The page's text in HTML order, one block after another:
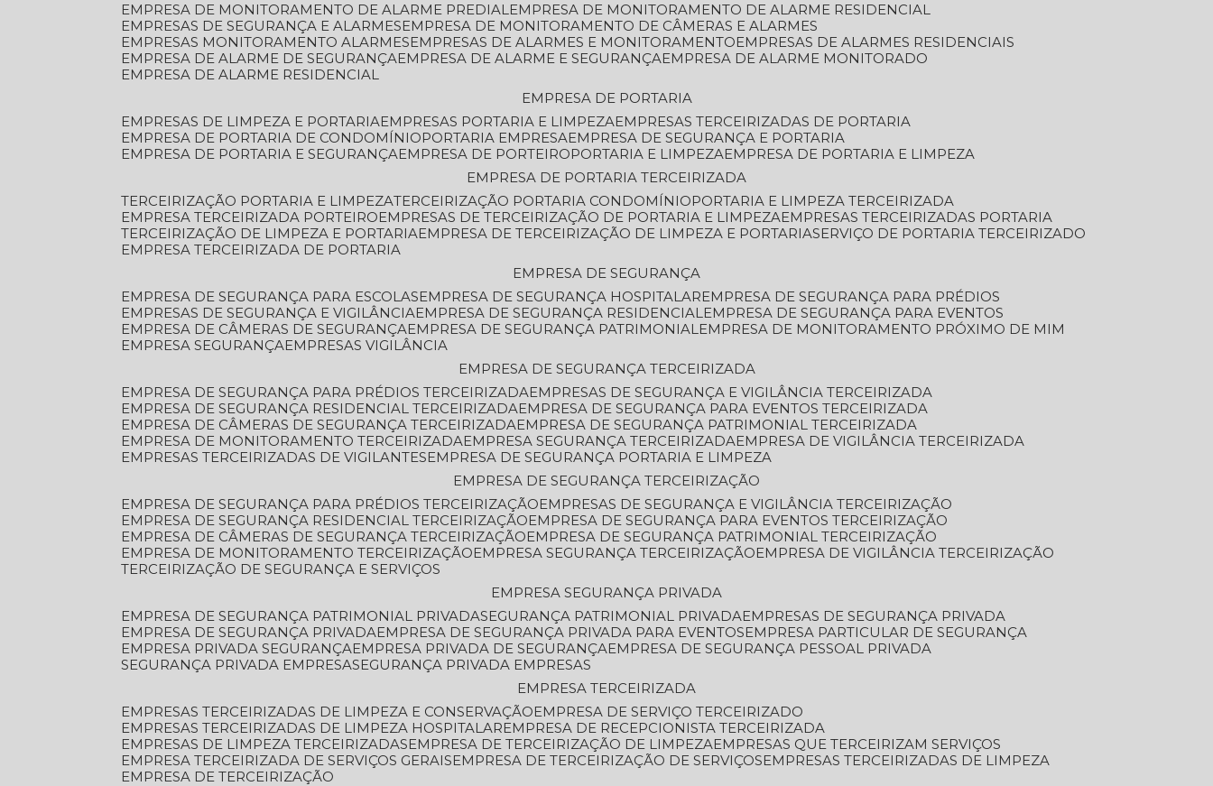
EMPRESA DE MONITORAMENTO DE ALARME PREDIAL
EMPRESA DE MONITORAMENTO DE ALARME RESIDENCIAL
EMPRESAS DE SEGURANÇA E ALARMES
EMPRESA DE MONITORAMENTO DE CÂMERAS E ALARMES
EMPRESAS MONITORAMENTO ALARMES
EMPRESAS DE ALARMES E MONITORAMENTO
EMPRESAS DE ALARMES RESIDENCIAIS
EMPRESA DE ALARME DE SEGURANÇA
EMPRESA DE ALARME E SEGURANÇA
EMPRESA DE ALARME MONITORADO
EMPRESA DE ALARME RESIDENCIAL
EMPRESA DE PORTARIA
EMPRESAS DE LIMPEZA E PORTARIA
EMPRESAS PORTARIA E LIMPEZA
EMPRESAS TERCEIRIZADAS DE PORTARIA
EMPRESA DE PORTARIA DE CONDOMÍNIO
PORTARIA EMPRESA
EMPRESA DE SEGURANÇA E PORTARIA
EMPRESA DE PORTARIA E SEGURANÇA
EMPRESA DE PORTEIRO PORTARIA E LIMPEZA
EMPRESA DE PORTARIA E LIMPEZA
EMPRESA DE PORTARIA TERCEIRIZADA
TERCEIRIZAÇÃO PORTARIA E LIMPEZA TERCEIRIZAÇÃO PORTARIA CONDOMÍNIO
PORTARIA E LIMPEZA TERCEIRIZADA
EMPRESA TERCEIRIZADA PORTEIRO
EMPRESAS DE TERCEIRIZAÇÃO DE PORTARIA E LIMPEZA
EMPRESAS TERCEIRIZADAS PORTARIA
TERCEIRIZAÇÃO DE LIMPEZA E PORTARIA
EMPRESA DE TERCEIRIZAÇÃO DE LIMPEZA E PORTARIA SERVIÇO DE PORTARIA TERCEIRIZADO
EMPRESA TERCEIRIZADA DE PORTARIA
EMPRESA DE SEGURANÇA
EMPRESA DE SEGURANÇA PARA ESCOLAS
EMPRESA DE SEGURANÇA HOSPITALAR
EMPRESA DE SEGURANÇA PARA PRÉDIOS
EMPRESAS DE SEGURANÇA E VIGILÂNCIA
EMPRESA DE SEGURANÇA RESIDENCIAL
EMPRESA DE SEGURANÇA PARA EVENTOS
EMPRESA DE CÂMERAS DE SEGURANÇA
EMPRESA DE SEGURANÇA PATRIMONIAL
EMPRESA DE MONITORAMENTO PRÓXIMO DE MIM
EMPRESA SEGURANÇA
EMPRESAS VIGILÂNCIA
EMPRESA DE SEGURANÇA TERCEIRIZADA
EMPRESA DE SEGURANÇA PARA PRÉDIOS TERCEIRIZADA
EMPRESAS DE SEGURANÇA E VIGILÂNCIA TERCEIRIZADA
EMPRESA DE SEGURANÇA RESIDENCIAL TERCEIRIZADA
EMPRESA DE SEGURANÇA PARA EVENTOS TERCEIRIZADA
EMPRESA DE CÂMERAS DE SEGURANÇA TERCEIRIZADA
EMPRESA DE SEGURANÇA PATRIMONIAL TERCEIRIZADA
EMPRESA DE MONITORAMENTO TERCEIRIZADA
EMPRESA SEGURANÇA TERCEIRIZADA
EMPRESA DE VIGILÂNCIA TERCEIRIZADA
EMPRESAS TERCEIRIZADAS DE VIGILANTES
EMPRESA DE SEGURANÇA PORTARIA E LIMPEZA
EMPRESA DE SEGURANÇA TERCEIRIZAÇÃO
EMPRESA DE SEGURANÇA PARA PRÉDIOS TERCEIRIZAÇÃO
EMPRESAS DE SEGURANÇA E VIGILÂNCIA TERCEIRIZAÇÃO
EMPRESA DE SEGURANÇA RESIDENCIAL TERCEIRIZAÇÃO
EMPRESA DE SEGURANÇA PARA EVENTOS TERCEIRIZAÇÃO
EMPRESA DE CÂMERAS DE SEGURANÇA TERCEIRIZAÇÃO
EMPRESA DE SEGURANÇA PATRIMONIAL TERCEIRIZAÇÃO
EMPRESA DE MONITORAMENTO TERCEIRIZAÇÃO
EMPRESA SEGURANÇA TERCEIRIZAÇÃO
EMPRESA DE VIGILÂNCIA TERCEIRIZAÇÃO
TERCEIRIZAÇÃO DE SEGURANÇA E SERVIÇOS
EMPRESA SEGURANÇA PRIVADA
EMPRESA DE SEGURANÇA PATRIMONIAL PRIVADA SEGURANÇA PATRIMONIAL PRIVADA
EMPRESAS DE SEGURANÇA PRIVADA
EMPRESA DE SEGURANÇA PRIVADA
EMPRESA DE SEGURANÇA PRIVADA PARA EVENTOS
EMPRESA PARTICULAR DE SEGURANÇA
EMPRESA PRIVADA SEGURANÇA
EMPRESA PRIVADA DE SEGURANÇA
EMPRESA DE SEGURANÇA PESSOAL PRIVADA
SEGURANÇA PRIVADA EMPRESA SEGURANÇA PRIVADA EMPRESAS
EMPRESA TERCEIRIZADA
EMPRESAS TERCEIRIZADAS DE LIMPEZA E CONSERVAÇÃO
EMPRESA DE SERVIÇO TERCEIRIZADO
EMPRESAS TERCEIRIZADAS DE LIMPEZA HOSPITALAR
EMPRESA DE RECEPCIONISTA TERCEIRIZADA
EMPRESAS DE LIMPEZA TERCEIRIZADAS
EMPRESA DE TERCEIRIZAÇÃO DE LIMPEZA
EMPRESAS QUE TERCEIRIZAM SERVIÇOS
EMPRESA TERCEIRIZADA DE SERVIÇOS GERAIS
EMPRESA DE TERCEIRIZAÇÃO DE SERVIÇOS
EMPRESAS TERCEIRIZADAS DE LIMPEZA
EMPRESA DE TERCEIRIZAÇÃO